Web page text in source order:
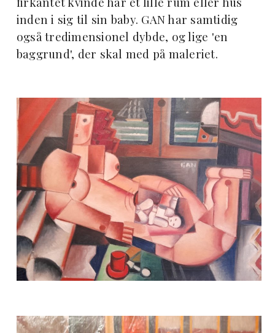
inden i sig til sin baby. GAN har samtidig
også tredimensionel dybde, og lige 'en
baggrund', der skal med på maleriet.